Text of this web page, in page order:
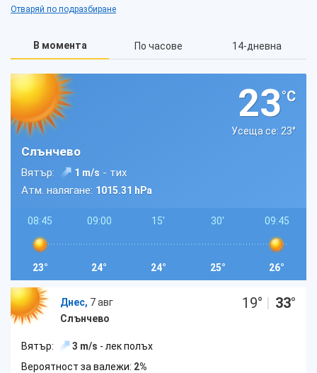
Отваряй по подразбиране
В момента По часове 14-дневна
23°C
Усеща се: 23°
Слънчево
Вятър: 1 m/s - тих
Атм. налягане: 1015.31 hPa
08:45
23°
09:00
24°
15'
24°
30'
25°
09:45
26°
Днес, 7 авг
Слънчево
19° | 33°
Вятър: 3 m/s - лек полъх
Вероятност за валежи: 2%